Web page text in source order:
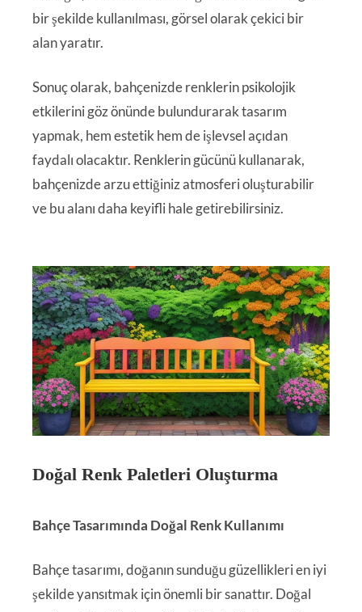
bir şekilde kullanılması, görsel olarak çekici bir
alan yaratır.
Sonuç olarak, bahçenizde renklerin psikolojik
etkilerini göz önünde bulundurarak tasarım
yapmak, hem estetik hem de işlevsel açıdan
faydalı olacaktır. Renklerin gücünü kullanarak,
bahçenizde arzu ettiğiniz atmosferi oluşturabilir
ve bu alanı daha keyifli hale getirebilirsiniz.
Doğal Renk Paletleri Oluşturma
Bahçe Tasarımında Doğal Renk Kullanımı
Bahçe tasarımı, doğanın sunduğu güzellikleri en iyi
şekilde yansıtmak için önemli bir sanattır. Doğal